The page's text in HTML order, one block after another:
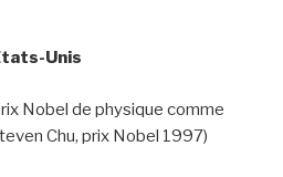
Unis
Nobel de physique comme
Chu, prix Nobel 1997)